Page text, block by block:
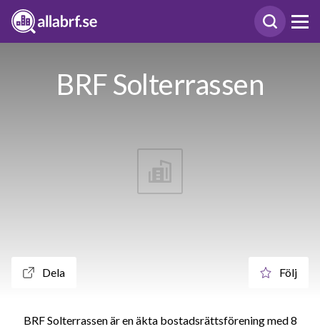
BRF Solterrassen
Dela Följ
BRF Solterrassen är en äkta bostadsrättsförening med 8